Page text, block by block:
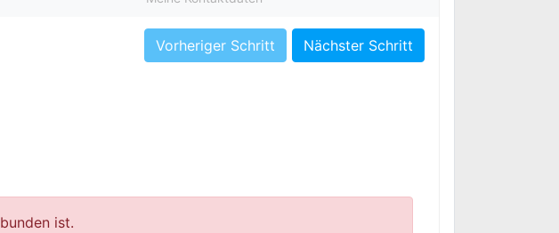
Vorheriger Schritt Nächster Schritt
ist.